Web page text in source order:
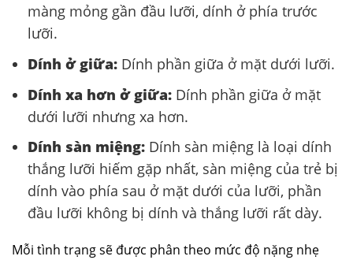
màng mỏng gần đầu lưỡi, dính ở phía trước
lưỡi.
Dính ở giữa: Dính phần giữa ở mặt dưới lưỡi.
Dính xa hơn ở giữa: Dính phần giữa ở mặt
dưới lưỡi nhưng xa hơn.
Dính sàn miệng: Dính sàn miệng là loại dính
thắng lưỡi hiếm gặp nhất, sàn miệng của trẻ bị
dính vào phía sau ở mặt dưới của lưỡi, phần
đầu lưỡi không bị dính và thắng lưỡi rất dày.
Mỗi tình trạng sẽ được phân theo mức độ nặng nhẹ